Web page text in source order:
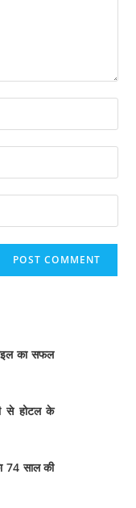
का सफल
से होटल के
74 साल की